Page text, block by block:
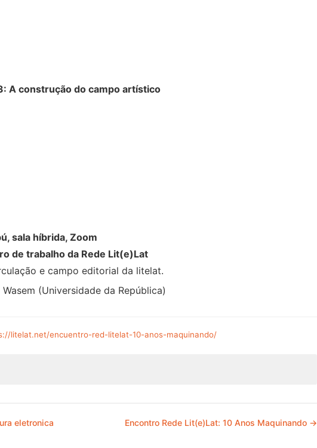
A construção do campo artístico
sala híbrida, Zoom
de trabalho da Rede Lit(e)Lat
e campo editorial da litelat.
(Universidade da República)
litelat.net/encuentro-red-litelat-10-anos-maquinando/
eletronica Encontro Rede Lit(e)Lat: 10 Anos Maquinando →